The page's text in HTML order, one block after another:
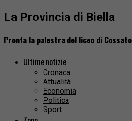
La Provincia di Biella
Pronta la palestra del liceo di Cossato
Ultime notizie
Cronaca
Attualità
Economia
Politica
Sport